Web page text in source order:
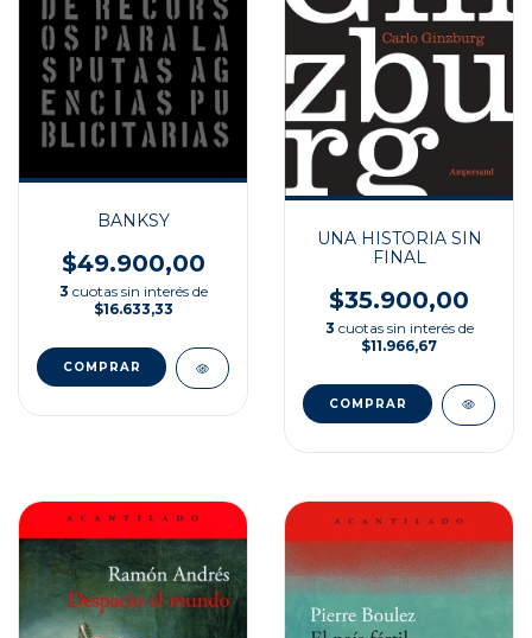
BANKSY
$49.900,00
3 cuotas sin interés de
$16.633,33
UNA HISTORIA SIN
FINAL
$35.900,00
3 cuotas sin interés de
$11.966,67